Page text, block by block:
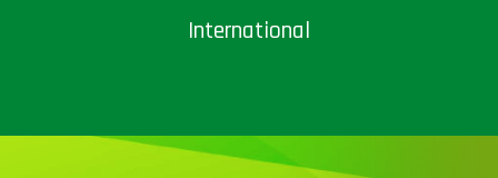
International